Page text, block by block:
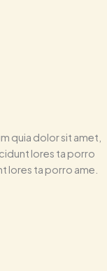
quia dolor sit amet,
lores ta porro
lores ta porro ame.